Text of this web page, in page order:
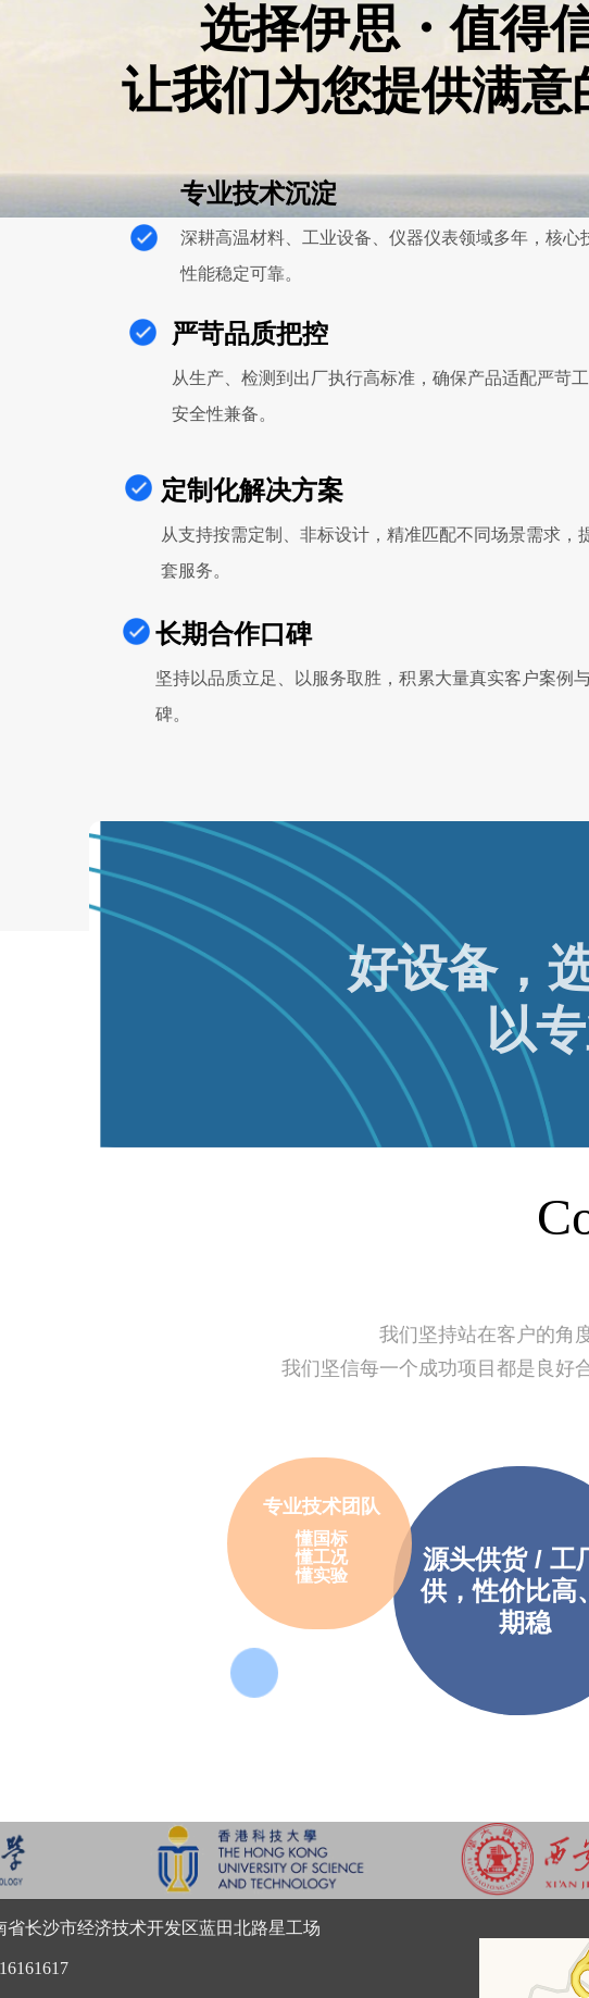
选择伊思・值得
让我们为您提供满意
专业技术沉淀
深耕高温材料、工业设备、仪器仪表领域多年，核心
性能稳定可靠。
严苛品质把控
从生产、检测到出厂执行高标准，确保产品适配严苛
安全性兼备。
定制化解决方案
从支持按需定制、非标设计，精准匹配不同场景需求，
套服务。
长期合作口碑
坚持以品质立足、以服务取胜，积累大量真实客户案例
碑。
好设备，
以
我们坚持站在客户的角
我们坚信每一个成功项目都是良好
专业技术团队
懂国标
懂工况
懂实验
源头供货 / 工
供，性价比高
期稳
省长沙市经济技术开发区蓝田北路星工场